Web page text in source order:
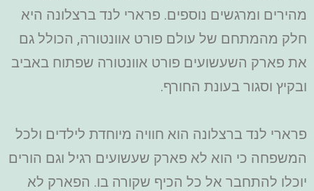
מהירים ומרגשים נוספים. פרארי לנד ברצלונה היא
חלק מהמתחם של עולם פורט אוונטורה, הכולל גם
את פארק השעשועים פורט אוונטורה שפתוח באביב
ובקיץ וסגור בעונת החורף.
פרארי לנד ברצלונה הוא חוויה מיוחדת לילדים ולכל
המשפחה כי הוא לא פארק שעשועים רגיל וגם הורים
יוכלו להתחבר אל כל הכיף שקורה בו. הפארק לא